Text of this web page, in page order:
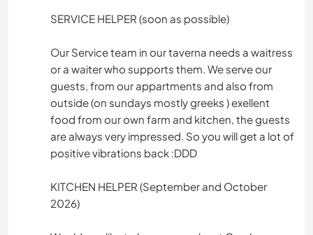
SERVICE HELPER (soon as possible)
Our Service team in our taverna needs a waitress
or a waiter who supports them. We serve our
guests, from our appartments and also from
outside (on sundays mostly greeks ) exellent
food from our own farm and kitchen, the guests
are always very impressed. So you will get a lot of
positive vibrations back :DDD
KITCHEN HELPER (September and October
2026)